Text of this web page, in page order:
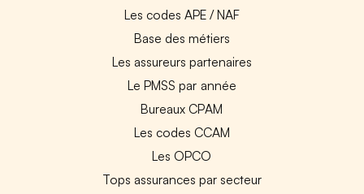
Les codes APE / NAF
Base des métiers
Les assureurs partenaires
Le PMSS par année
Bureaux CPAM
Les codes CCAM
Les OPCO
Tops assurances par secteur